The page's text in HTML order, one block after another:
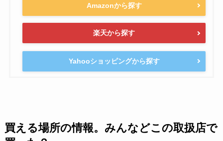
Amazonから探す
楽天から探す
Yahooショッピングから探す
買える場所の情報。みんなどこの取扱店で